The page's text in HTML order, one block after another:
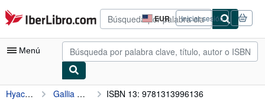
Pasar al contenido principal
IberLibro.com EUR
Preferencias
de
compra
del
Iniciar sesión
Menú
Mi cuenta
Hyacinthe, Albanes Joseph Gallia Christiana Novissima: Histoire Des Archeveches, Eveches [Et] Abbayes de France, Accompagnee Des Documents Authentiques Recueillis Dans Les R: Volume 1 ISBN 13: 9781313996136